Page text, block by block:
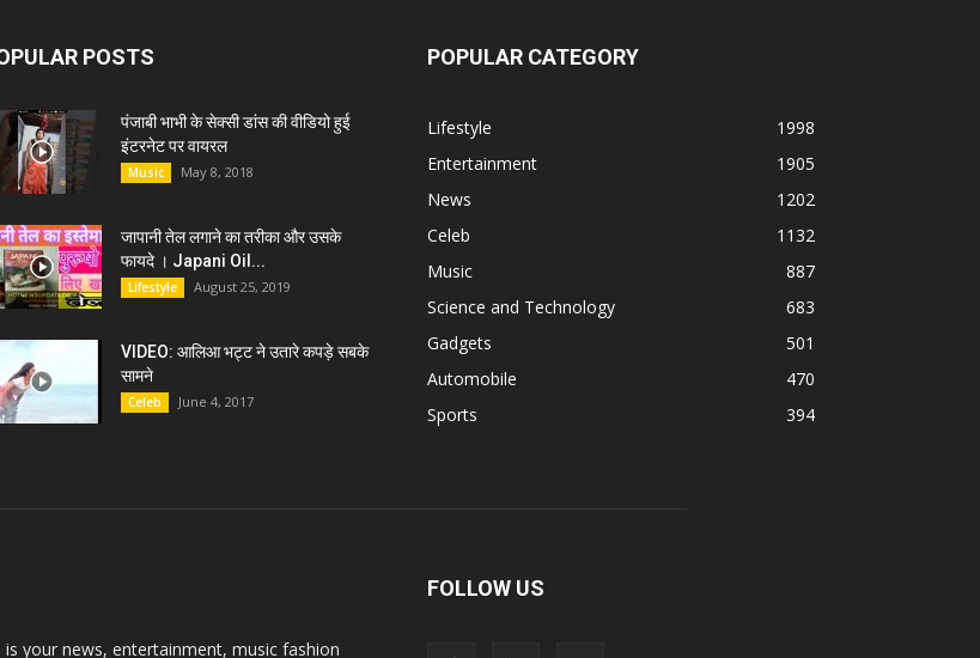
POSTS
पंजाबी भाभी के सेक्सी डांस की वीडियो हुई
इंटरनेट पर वायरल
Music May 8, 2018
जापानी तेल लगाने का तरीका और उसके
फायदे । Japani Oil...
Lifestyle August 25, 2019
VIDEO: आलिआ भट्ट ने उतारे कपड़े सबके
सामने
Celeb June 4, 2017
POPULAR CATEGORY
Lifestyle
1998
Entertainment
1905
News
1202
Celeb
1132
Music
887
Science and Technology
683
Gadgets
501
Automobile
470
Sports
394
your news, entertainment, music fashion
FOLLOW US